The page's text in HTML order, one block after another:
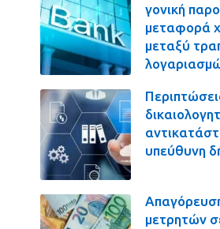
γονική
μεταφορά
μεταξύ
υπεύθυνη
μετρητών